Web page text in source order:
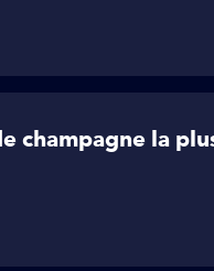
champagne la